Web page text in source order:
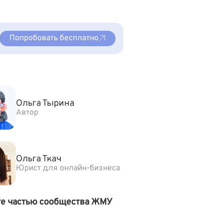
Попробовать бесплатно
Ольга Тырина
Автор
Ольга Ткач
Юрист для онлайн-бизнеса
частью сообщества ЖМУ